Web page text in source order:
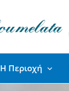
Η Περιοχή